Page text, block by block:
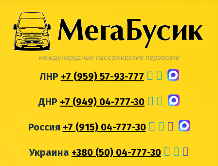
международные пассажирские перевозки
ЛНР +7 (959) 57-93-777
ДНР +7 (949) 04-777-30
Россия +7 (915) 04-777-30
Украина +380 (50) 04-777-30